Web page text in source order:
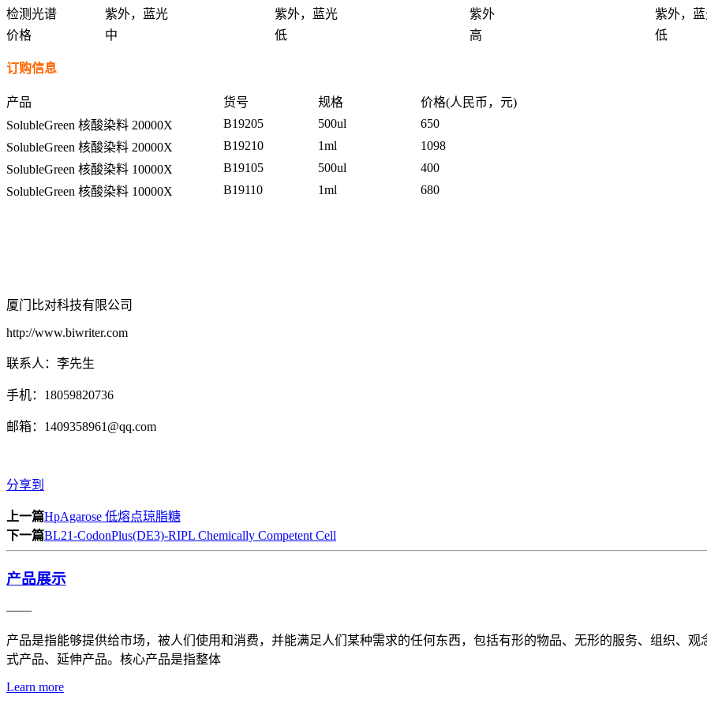
检测光谱 紫外，蓝光 紫外，蓝光 紫外
紫外，
价格
中 低 高 低
订购信息
产品 货号 规格
价格(人民币，元)
SolubleGreen 核酸染料 20000X
B19205 500ul
650
SolubleGreen 核酸染料 20000X B19210 1ml
1098
SolubleGreen 核酸染料 10000X
B19105 500ul
400
SolubleGreen 核酸染料 10000X
B19110 1ml 680
厦门比对科技有限公司
http://www.biwriter.com
联系人：李先生
手机：18059820736
邮箱：1409358961@qq.com
分享到
上一篇HpAgarose 低熔点琼脂糖
下一篇BL21-CodonPlus(DE3)-RIPL Chemically Competent Cell
产品展示
——
产品是指能够提供给市场，被人们使用和消费，并能满足人们某种需求的任何东西，包括有形的物品、无形的服务、组织、
式产品、延伸产品。核心产品是指整体
Learn more